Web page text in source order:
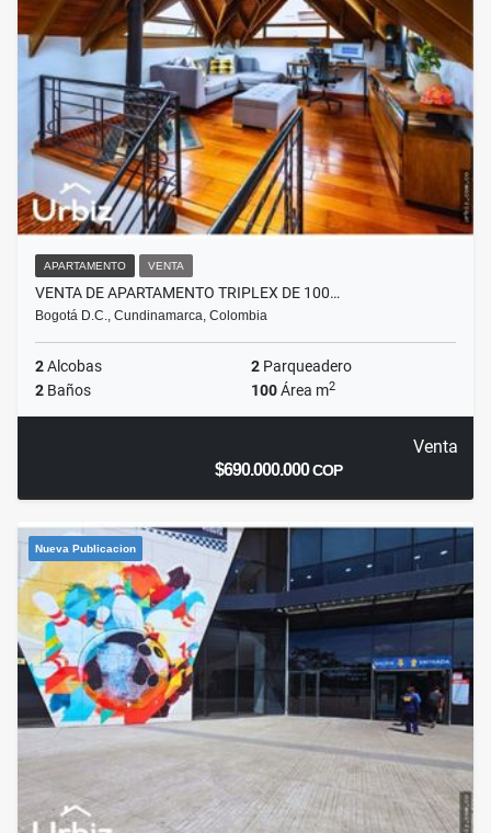
APARTAMENTO VENTA
VENTA DE APARTAMENTO TRIPLEX DE 100…
Bogotá D.C., Cundinamarca, Colombia
2Alcobas 2 Parqueadero
2 Baños 100Área m2
Venta
$690.000.000COP
Nueva Publicacion